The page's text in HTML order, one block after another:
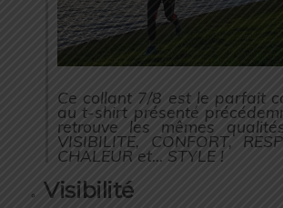
Ce collant 7/8 est le parfait
au t-shirt présenté
retrouve les mêmes
VISIBILITE, CONFORT,
CHALEUR et… STYLE !
Visibilité